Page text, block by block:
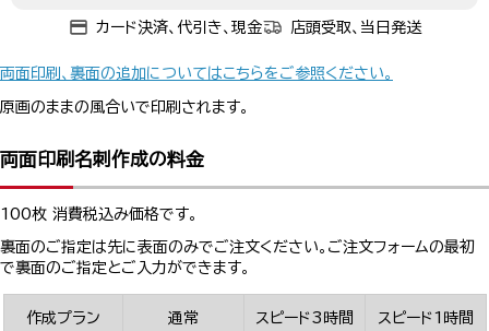
カード決済、代引き、現金 店頭受取、当日発送
両面印刷、裏面の追加についてはこちらをご参照ください。
原画のままの風合いで印刷されます。
両面印刷名刺作成の料金
100枚 消費税込み価格です。
裏面のご指定は先に表面のみでご注文ください。ご注文フォームの最初
で裏面のご指定とご入力ができます。
作成プラン 通常 スピード3時間 スピード1時間